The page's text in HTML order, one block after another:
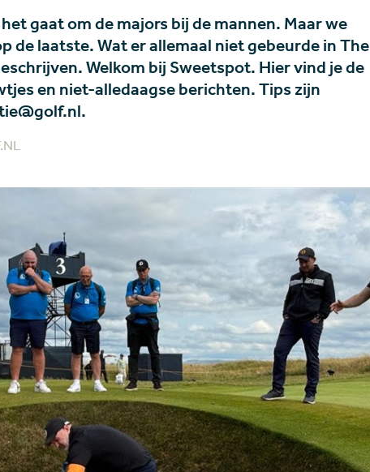
gaat om de majors bij de mannen. Maar we
de laatste. Wat er allemaal niet gebeurde in The
Welkom bij Sweetspot. Hier vind je de
en niet-alledaagse berichten. Tips zijn